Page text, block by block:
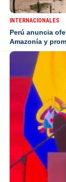
INTERNACIONALES
Perú anuncia
Amazonía y